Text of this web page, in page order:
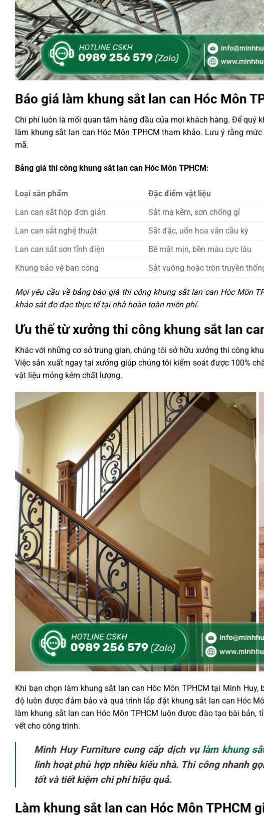
Báo giá làm khung sắt lan can Hóc Môn
Chi phí luôn là mối quan tâm hàng đầu của mọi khách hàng. Để quý
làm khung sắt lan can Hóc Môn TPHCM tham khảo. Lưu ý rằng
mã.
Bảng giá thi công khung sắt lan can Hóc Môn TPHCM:
Loại sản phẩm Đặc điểm vật liệu
Lan can sắt hộp đơn giản
Sắt mạ kẽm, sơn chống gỉ
Lan can sắt nghệ thuật
Sắt đặc, uốn hoa văn cầu kỳ
Lan can sắt sơn tĩnh điện
Bề mặt mịn, bền màu cực lâu
Khung bảo vệ ban công
Sắt vuông hoặc tròn truyền
Mọi yêu cầu về bảng báo giá thi công khung sắt lan can Hóc Môn
khảo sát đo đạc thực tế tại nhà hoàn toàn miễn phí.
Ưu thế từ xưởng thi công khung sắt lan
Khác với những cơ sở trung gian, chúng tôi sở hữu xưởng thi công
Việc sản xuất ngay tại xưởng giúp chúng tôi kiểm soát được 100%
vật liệu mỏng kém chất lượng.
Khi bạn chọn làm khung sắt lan can Hóc Môn TPHCM tại Minh
độ luôn được đảm bảo và quá trình lắp đặt khung sắt lan can Hóc
làm khung sắt lan can Hóc Môn TPHCM luôn được đào tạo bài
vết cho công trình.
Minh Huy Furniture cung cấp dịch vụ làm khung
linh hoạt phù hợp nhiều kiểu nhà. Thi công nhanh
tốt và tiết kiệm chi phí hiệu quả.
Làm khung sắt lan can Hóc Môn TPHCM